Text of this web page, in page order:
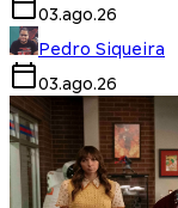
03.ago.26
Pedro Siqueira
03.ago.26